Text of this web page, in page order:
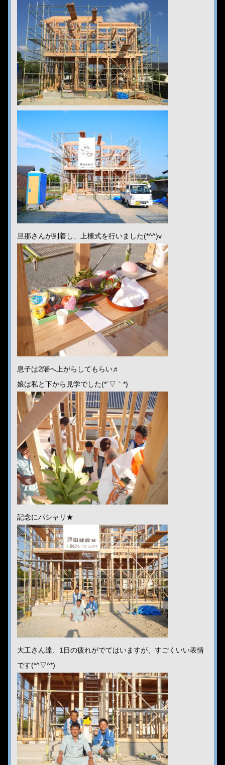
旦那さんが到着し、上棟式を行いました(*^^)v
息子は2階へ上がらしてもらい♬
娘は私と下から見学でした(*´▽｀*)
記念にパシャリ★
大工さん達、1日の疲れがでてはいますが、すごくいい表情
です(*^▽^*)